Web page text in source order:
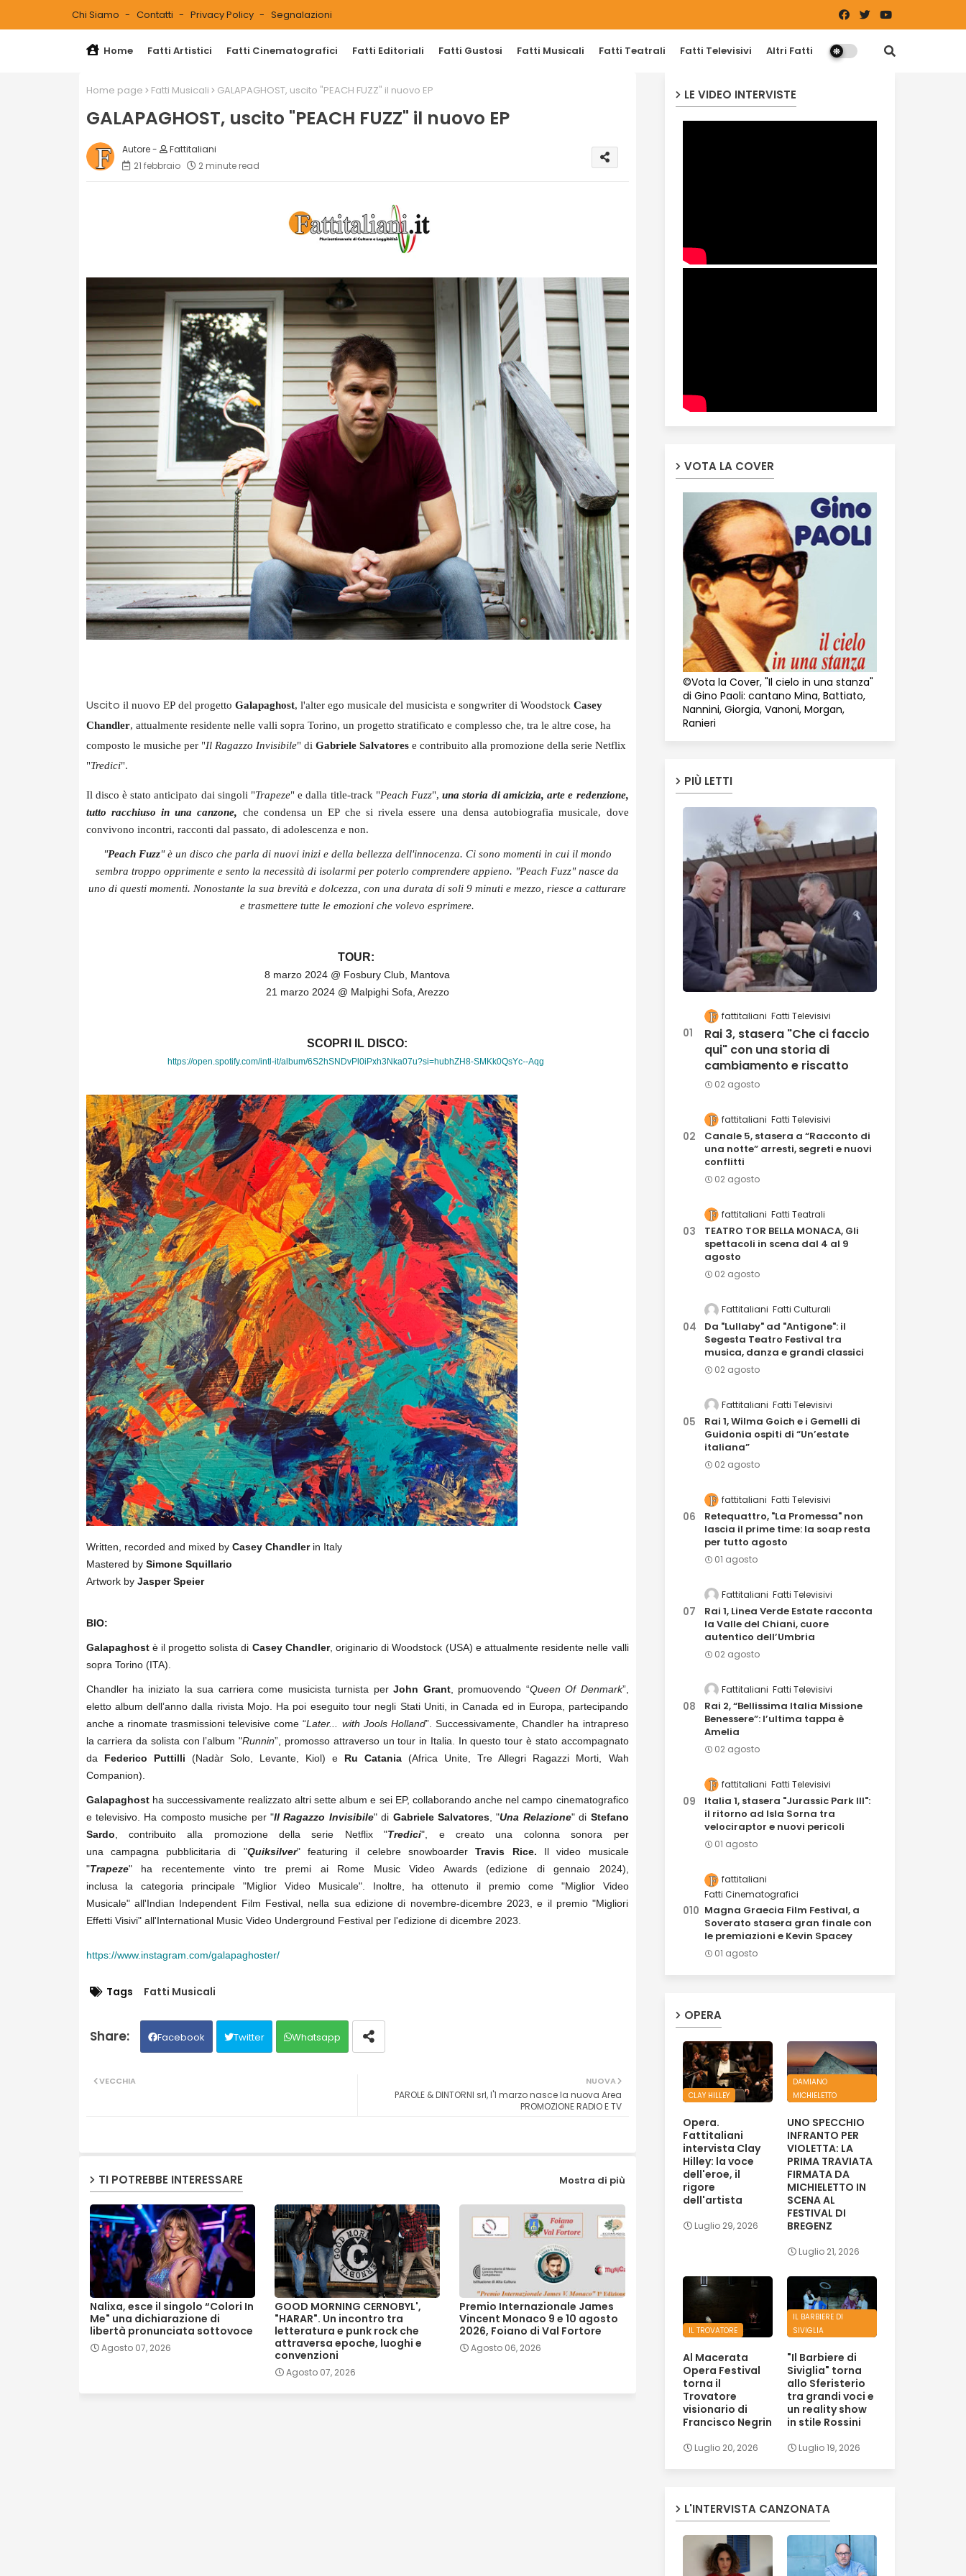
Chi Siamo Contatti Privacy Policy Segnalazioni
Home Fatti Artistici Fatti Cinematografici Fatti Editoriali Fatti Gustosi Fatti Musicali Fatti Teatrali Fatti Televisivi Altri Fatti
Home page Fatti Musicali GALAPAGHOST, uscito "PEACH FUZZ" il nuovo EP
GALAPAGHOST, uscito "PEACH FUZZ" il nuovo EP
Fattitaliani
21 febbraio
2 minute read
Uscito il nuovo EP del progetto Galapaghost, l'alter ego musicale del musicista e songwriter di Woodstock Casey
Chandler, attualmente residente nelle valli sopra Torino, un progetto stratificato e complesso che, tra le altre cose, ha
composto le musiche per "Il Ragazzo Invisibile" di Gabriele Salvatorese contribuito alla promozione della serie Netflix
"Tredici".
Il disco è stato anticipato dai singoli "Trapeze" e dalla title-track "Peach Fuzz",una storia di amicizia, arte e redenzione,
tutto racchiuso in una canzone, che condensa un EP che si rivela essere una densa autobiografia musicale, dove
convivono incontri, racconti dal passato, di adolescenza e non.
"Peach Fuzz" è un disco che parla di nuovi inizi e della bellezza dell'innocenza. Ci sono momenti in cui il mondo
sembra troppo opprimente e sento la necessità di isolarmi per poterlo comprendere appieno. "Peach Fuzz" nasce da
uno di questi momenti. Nonostante la sua brevità e dolcezza, con una durata di soli 9 minuti e mezzo, riesce a catturare
e trasmettere tutte le emozioni che volevo esprimere.
TOUR:
8 marzo 2024 @ Fosbury Club, Mantova
21 marzo 2024 @ Malpighi Sofa, Arezzo
SCOPRI IL DISCO:
https://open.spotify.com/intl-it/album/6S2hSNDvPl0iPxh3Nka07u?si=hubhZH8-SMKk0QsYc--Aqg
Written, recorded and mixed by Casey Chandler in Italy
Mastered by Simone Squillario
Artwork by Jasper Speier
BIO:
Galapaghost è il progetto solista di Casey Chandler, originario di Woodstock (USA) e attualmente residente nelle valli
sopra Torino (ITA).
Chandler ha iniziato la sua carriera come musicista turnista perJohn Grant, promuovendo “Queen Of Denmark”,
eletto album dellʼanno dalla rivista Mojo. Ha poi eseguito tour negli Stati Uniti, in Canada ed in Europa, partecipando
anche a rinomate trasmissioni televisive come “Later... with Jools Holland”. Successivamente, Chandler ha intrapreso
la carriera da solista con lʼalbum "Runnin”, promosso attraverso un tour in Italia. In questo tour è stato accompagnato
da Federico Puttilli (Nadàr Solo, Levante, Kiol) e Ru Catania (Africa Unite, Tre Allegri Ragazzi Morti, Wah
Companion).
Galapaghostha successivamente realizzato altri sette album e sei EP, collaborando anche nel campo cinematografico
e televisivo. Ha composto musiche per "Il Ragazzo Invisibile" di Gabriele Salvatores, "Una Relazione" di Stefano
Sardo , contribuito alla promozione della serie Netflix "Tredici", e creato una colonna sonora per
una campagna pubblicitaria di "Quiksilver" featuring il celebre snowboarderTravis Rice. Il video musicale
"Trapeze" ha recentemente vinto tre premi ai Rome Music Video Awards (edizione di gennaio 2024),
inclusa la categoria principale "Miglior Video Musicale". Inoltre, ha ottenuto il premio come "Miglior Video
Musicale" all'Indian Independent Film Festival, nella sua edizione di novembre-dicembre 2023, e il premio "Migliori
Effetti Visivi" all'International Music Video Underground Festival per l'edizione di dicembre 2023.
https://www.instagram.com/galapaghoster/
Tags Fatti Musicali
Facebook Twitter Whatsapp
NUOVA
PAROLE & DINTORNI srl, l'1 marzo nasce la nuova Area
PROMOZIONE RADIO E TV
VECCHIA
TI POTREBBE INTERESSARE Mostra di più
Nalixa, esce il singolo “Colori In
Me" una dichiarazione di
libertà pronunciata sottovoce
Agosto 07, 2026
GOOD MORNING CERNOBYL',
"HARAR". Un incontro tra
letteratura e punk rock che
attraversa epoche, luoghi e
convenzioni
Agosto 07, 2026
Premio Internazionale James
Vincent Monaco 9 e 10 agosto
2026, Foiano di Val Fortore
Agosto 06, 2026
LE VIDEO INTERVISTE
VOTA LA COVER
©Vota la Cover, "Il cielo in una stanza"
di Gino Paoli: cantano Mina, Battiato,
Nannini, Giorgia, Vanoni, Morgan,
Ranieri
PIÙ LETTI
fattitaliani Fatti Televisivi
Rai 3, stasera "Che ci faccio
qui" con una storia di
cambiamento e riscatto
02 agosto
fattitaliani Fatti Televisivi
Canale 5, stasera a “Racconto di
una notte” arresti, segreti e nuovi
conflitti
02 agosto
fattitaliani Fatti Teatrali
TEATRO TOR BELLA MONACA, Gli
spettacoli in scena dal 4 al 9
agosto
02 agosto
Fattitaliani Fatti Culturali
Da "Lullaby" ad "Antigone": il
Segesta Teatro Festival tra
musica, danza e grandi classici
02 agosto
Fattitaliani Fatti Televisivi
Rai 1, Wilma Goich e i Gemelli di
Guidonia ospiti di “Un’estate
italiana”
02 agosto
fattitaliani Fatti Televisivi
Retequattro, "La Promessa" non
lascia il prime time: la soap resta
per tutto agosto
01 agosto
Fattitaliani Fatti Televisivi
Rai 1, Linea Verde Estate racconta
la Valle del Chiani, cuore
autentico dell’Umbria
02 agosto
Fattitaliani Fatti Televisivi
Rai 2, “Bellissima Italia Missione
Benessere”: l’ultima tappa è
Amelia
02 agosto
fattitaliani Fatti Televisivi
Italia 1, stasera "Jurassic Park III":
il ritorno ad Isla Sorna tra
velociraptor e nuovi pericoli
01 agosto
fattitaliani
Fatti Cinematografici
Magna Graecia Film Festival, a
Soverato stasera gran finale con
le premiazioni e Kevin Spacey
01 agosto
OPERA
CLAY HILLEY
Opera.
Fattitaliani
intervista Clay
Hilley: la voce
dell'eroe, il
rigore
dell'artista
Luglio 29, 2026
DAMIANO
MICHIELETTO
UNO SPECCHIO
INFRANTO PER
VIOLETTA: LA
PRIMA TRAVIATA
FIRMATA DA
MICHIELETTO IN
SCENA AL
FESTIVAL DI
BREGENZ
Luglio 21, 2026
IL TROVATORE
Al Macerata
Opera Festival
torna il
Trovatore
visionario di
Francisco Negrin
Luglio 20, 2026
IL BARBIERE DI
SIVIGLIA
"Il Barbiere di
Siviglia" torna
allo Sferisterio
tra grandi voci e
un reality show
in stile Rossini
Luglio 19, 2026
L'INTERVISTA CANZONATA